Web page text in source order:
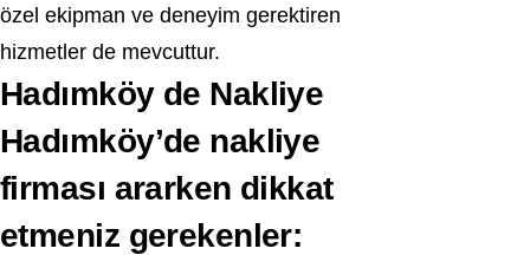
özel ekipman ve deneyim gerektiren
hizmetler de mevcuttur.
Hadımköy de Nakliye
Hadımköy’de nakliye
firması ararken dikkat
etmeniz gerekenler: